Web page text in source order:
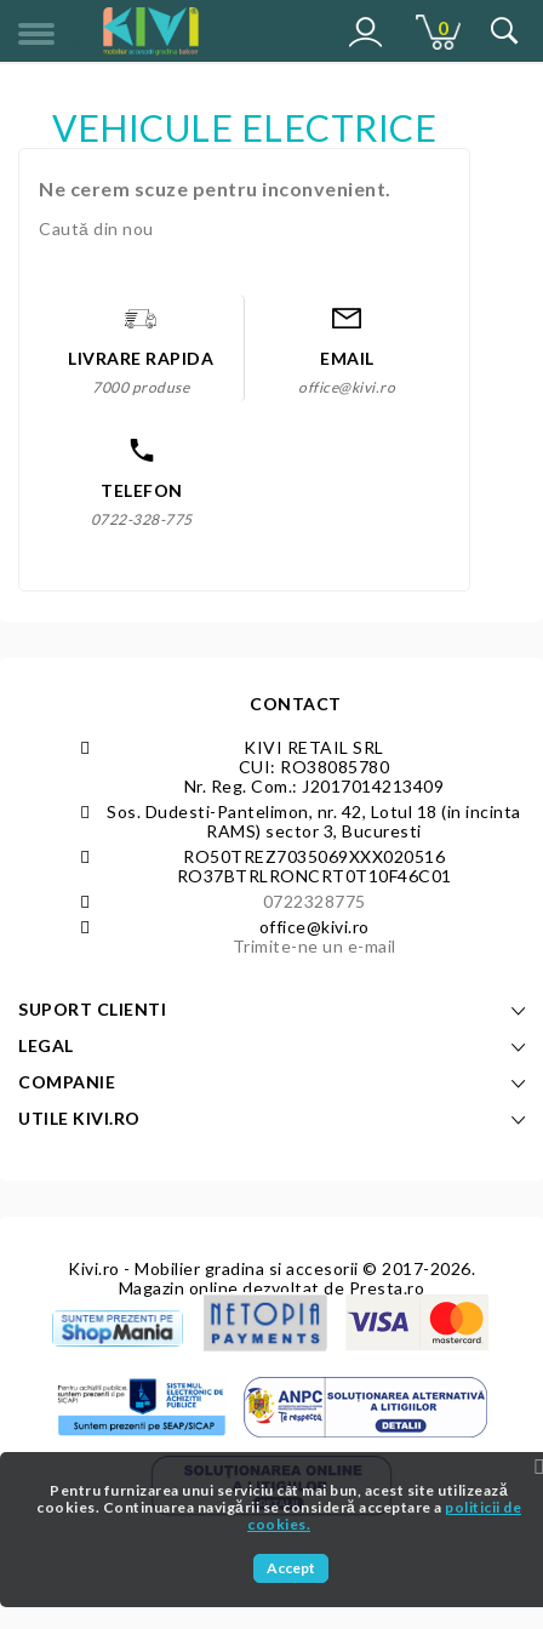
0
VEHICULE ELECTRICE
Ne cerem scuze pentru inconvenient.
Caută din nou
LIVRARE RAPIDA
7000 produse
EMAIL
office@kivi.ro
TELEFON
0722-328-775
CONTACT
KIVI RETAIL SRL
CUI: RO38085780
Nr. Reg. Com.: J2017014213409
Sos. Dudesti-Pantelimon, nr. 42, Lotul 18 (in incinta
RAMS) sector 3, Bucuresti
RO50TREZ7035069XXX020516
RO37BTRLRONCRT0T10F46C01
0722328775
office@kivi.ro
Trimite-ne un e-mail
SUPORT CLIENTI
LEGAL
COMPANIE
UTILE KIVI.RO
Kivi.ro - Mobilier gradina si accesorii © 2017-2026.
Magazin online dezvoltat de Presta.ro
Pentru furnizarea unui serviciu cât mai bun, acest site utilizează
cookies. Continuarea navigării se consideră acceptare a politicii de
cookies.
Accept